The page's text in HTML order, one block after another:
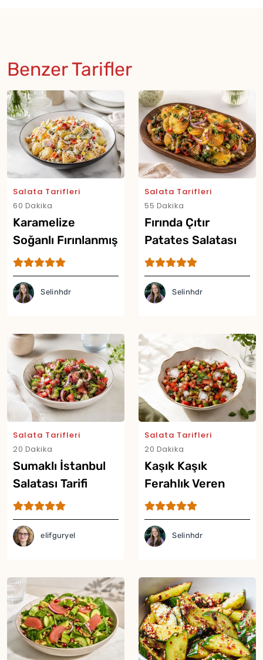
Benzer Tarifler
Salata Tarifleri
60 Dakika
Karamelize
Soğanlı Fırınlanmış
Patates Salatası
Tarifi
Selinhdr
Salata Tarifleri
55 Dakika
Fırında Çıtır
Patates Salatası
Tarifi
Selinhdr
Salata Tarifleri
20 Dakika
Sumaklı İstanbul
Salatası Tarifi
elifguryel
Salata Tarifleri
20 Dakika
Kaşık Kaşık
Ferahlık Veren
Buzlu Salata Tarifi
Selinhdr